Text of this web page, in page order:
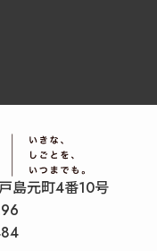
島元町4番10号